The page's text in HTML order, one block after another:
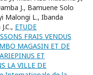
J., Bamuene Solo
Malongi L., Ibanda
ETUDE
FRAIS VENDUS
MAGASIN ET DE
ET
LA VILLE DE